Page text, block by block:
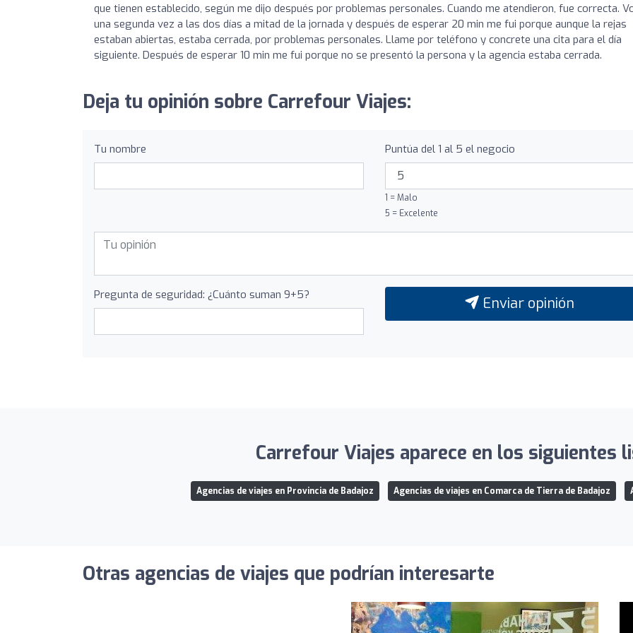
que tienen establecido, según me dijo después por problemas personales. Cuando me atendieron, fue correcta.
una segunda vez a las dos días a mitad de la jornada y después de esperar 20 min me fui porque aunque la rejas
estaban abiertas, estaba cerrada, por problemas personales. Llame por teléfono y concrete una cita para el día
siguiente. Después de esperar 10 min me fui porque no se presentó la persona y la agencia estaba cerrada.
Deja tu opinión sobre Carrefour Viajes:
Tu nombre Puntúa del 1 al 5 el negocio
1 = Malo
5 = Excelente
Pregunta de seguridad: ¿Cuánto suman 9+5? Enviar opinión
Carrefour Viajes aparece en los siguientes
Agencias de viajes en Provincia de Badajoz Agencias de viajes en Comarca de Tierra de Badajoz
Otras agencias de viajes que podrían interesarte